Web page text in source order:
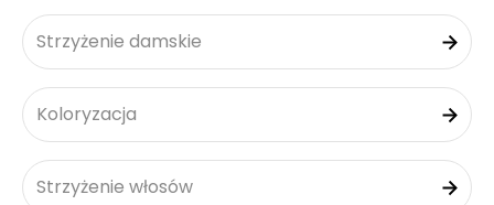
Strzyżenie damskie
Koloryzacja
Strzyżenie włosów